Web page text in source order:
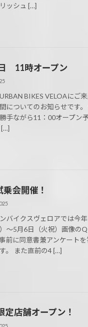
ッシュ […]
11時オープン
BIKES VELOAにご
についてのお知らせです
手ながら11：00オープン
[…]
会開催！
バイクスヴェロアでは今
～5月6日（火祝）画像の
前に同意書兼アンケート
。 また直前の4 […]
定店舗オープン！